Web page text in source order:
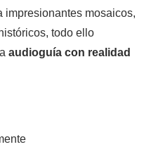
impresionantes mosaicos,
todo ello
audioguía con realidad